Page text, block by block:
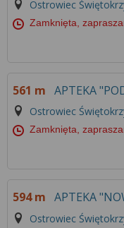
Ostrowiec
Zamknięta,
561 m APTEKA
Ostrowiec
Zamknięta,
594 m APTEKA
Ostrowiec
Więcej informacji
narzędzi